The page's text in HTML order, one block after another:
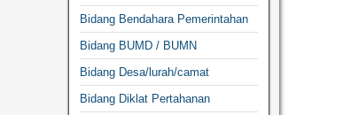
Bidang Bendahara Pemerintahan
Bidang BUMD / BUMN
Bidang Desa/lurah/camat
Bidang Diklat Pertahanan